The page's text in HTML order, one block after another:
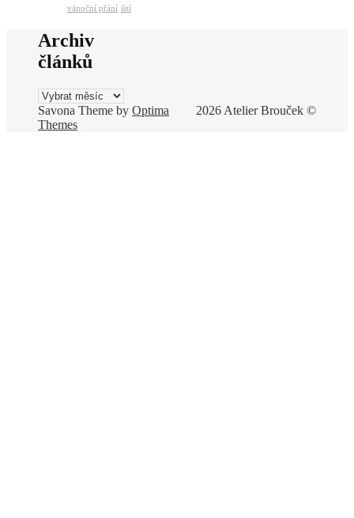
vánoční přání šití
Archiv
článků
Archiv
článků
2026 Atelier Brouček ©
Savona Theme by Optima
Themes